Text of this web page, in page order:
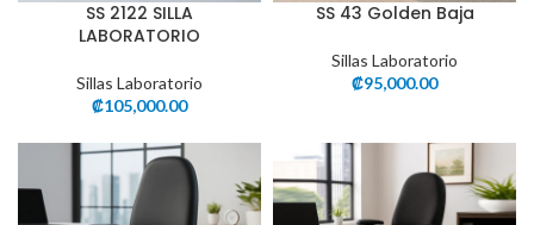
SS 2122 SILLA
LABORATORIO
Sillas Laboratorio
₡105,000.00
SS 43 Golden Baja
Sillas Laboratorio
₡95,000.00